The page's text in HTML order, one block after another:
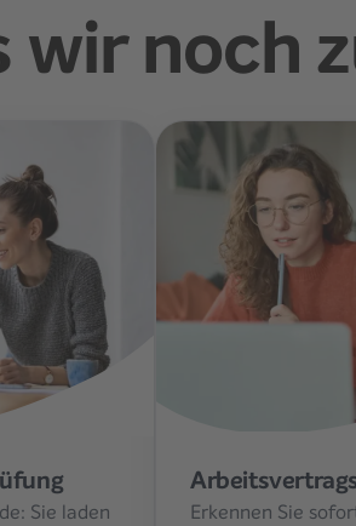
wir noch
Sie laden
Erkennen Sie